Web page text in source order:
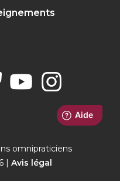
omnipraticiens
| Avis légal